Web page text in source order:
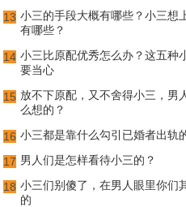
13 小三的手段大概有哪些？小三想
有哪些？
14 小三比原配优秀怎么办？这五种
要当心
15 放不下原配，又不舍得小三，男
么想的？
16 小三都是靠什么勾引已婚者出轨
17 男人们是怎样看待小三的？
18 小三们别傻了，在男人眼里你们
的